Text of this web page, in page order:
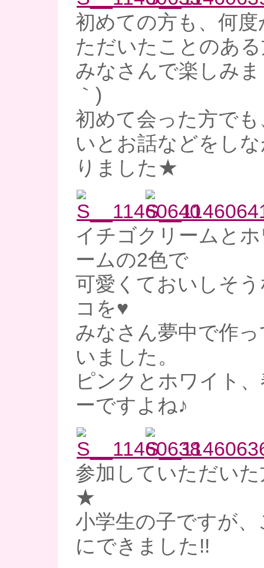
初めての方も、何
ただいたことのあ
みなさんで楽しみま
｀)
初めて会った方で
いとお話などをし
りました★
イチゴクリームと
ームの2色で
可愛くておいしそ
コを♥
みなさん夢中で作
いました。
ピンクとホワイト
ーですよね♪
参加していただい
★
小学生の子ですが
にできました!!